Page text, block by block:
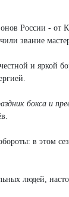
России - от
звание
и яркой
бокса и
в этом
людей,